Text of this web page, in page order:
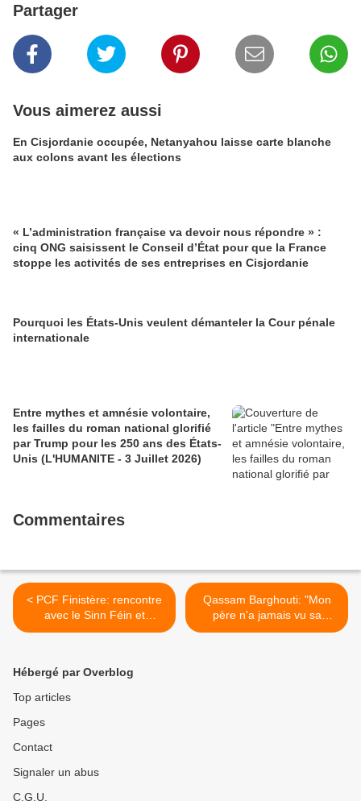
Partager
Vous aimerez aussi
En Cisjordanie occupée, Netanyahou laisse carte blanche
aux colons avant les élections
« L’administration française va devoir nous répondre » :
cinq ONG saisissent le Conseil d’État pour que la France
stoppe les activités de ses entreprises en Cisjordanie
Pourquoi les États-Unis veulent démanteler la Cour pénale
internationale
Entre mythes et amnésie volontaire,
les failles du roman national glorifié
par Trump pour les 250 ans des États-
Unis (L'HUMANITE - 3 Juillet 2026)
Commentaires
< PCF Finistère: rencontre
avec le Sinn Féin et
Raymond Mc Cartney les
Qassam Barghouti: "Mon
père n'a jamais vu sa
petite-fille" (L'Humanité, 23
Hébergé par Overblog
Top articles
Pages
Contact
Signaler un abus
C.G.U.